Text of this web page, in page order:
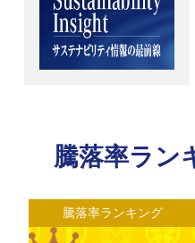
騰落率ラン
騰落率ランキング